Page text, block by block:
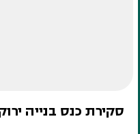
סקירת כנס בנייה